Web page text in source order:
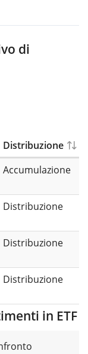
di
Distribuzione
Accumulazione
Distribuzione
Distribuzione
Distribuzione
in ETF